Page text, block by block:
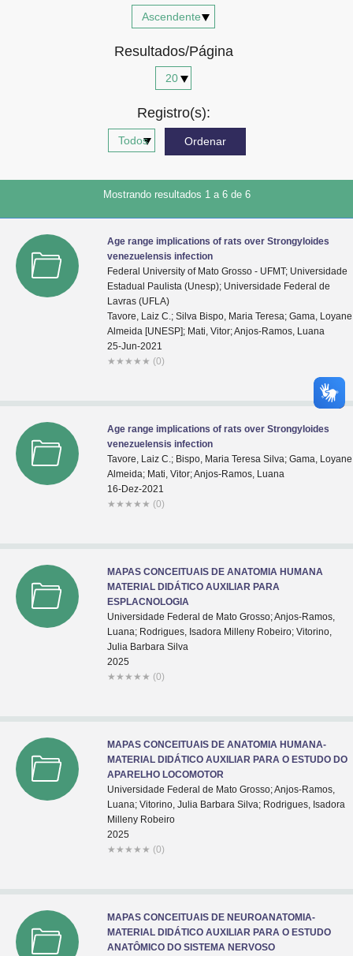
Resultados/Página
Registro(s):
Mostrando resultados 1 a 6 de 6
Age range implications of rats over Strongyloides
venezuelensis infection
Federal University of Mato Grosso - UFMT; Universidade
Estadual Paulista (Unesp); Universidade Federal de
Lavras (UFLA)
Tavore, Laiz C.; Silva Bispo, Maria Teresa; Gama, Loyane
Almeida [UNESP]; Mati, Vitor; Anjos-Ramos, Luana
25-Jun-2021
★ ★ ★ ★ ★ (0)
Age range implications of rats over Strongyloides
venezuelensis infection
Tavore, Laiz C.; Bispo, Maria Teresa Silva; Gama, Loyane
Almeida; Mati, Vitor; Anjos-Ramos, Luana
16-Dez-2021
★ ★ ★ ★ ★ (0)
MAPAS CONCEITUAIS DE ANATOMIA HUMANA
MATERIAL DIDÁTICO AUXILIAR PARA
ESPLACNOLOGIA
Universidade Federal de Mato Grosso; Anjos-Ramos,
Luana; Rodrigues, Isadora Milleny Robeiro; Vitorino,
Julia Barbara Silva
2025
★ ★ ★ ★ ★ (0)
MAPAS CONCEITUAIS DE ANATOMIA HUMANA-
MATERIAL DIDÁTICO AUXILIAR PARA O ESTUDO DO
APARELHO LOCOMOTOR
Universidade Federal de Mato Grosso; Anjos-Ramos,
Luana; Vitorino, Julia Barbara Silva; Rodrigues, Isadora
Milleny Robeiro
2025
★ ★ ★ ★ ★ (0)
MAPAS CONCEITUAIS DE NEUROANATOMIA-
MATERIAL DIDÁTICO AUXILIAR PARA O ESTUDO
ANATÔMICO DO SISTEMA NERVOSO